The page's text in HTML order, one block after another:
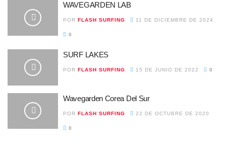
WAVEGARDEN LAB
POR FLASH SURFING 11 DE DICIEMBRE DE 2024
0
SURF LAKES
POR FLASH SURFING 15 DE JUNIO DE 2022 0
Wavegarden Corea Del Sur
POR FLASH SURFING 22 DE OCTUBRE DE 2020
0